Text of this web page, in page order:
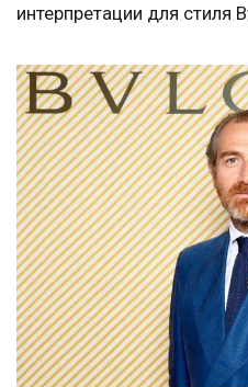
интерпретации для стиля